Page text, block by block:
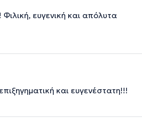
Φιλική, ευγενική και απόλυτα
και ευγενέστατη!!!